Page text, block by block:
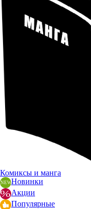
Комиксы и манга
Новинки
Акции
Популярные